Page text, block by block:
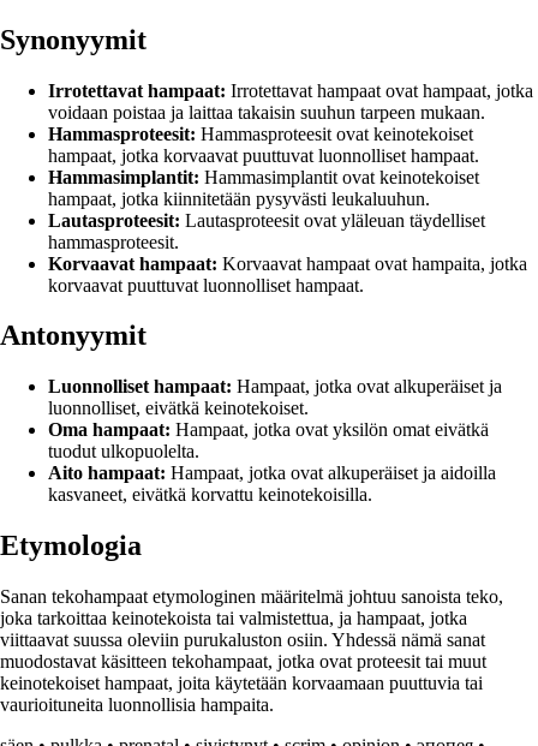
Synonyymit
Irrotettavat hampaat: Irrotettavat hampaat ovat hampaat, jotka
voidaan poistaa ja laittaa takaisin suuhun tarpeen mukaan.
Hammasproteesit: Hammasproteesit ovat keinotekoiset
hampaat, jotka korvaavat puuttuvat luonnolliset hampaat.
Hammasimplantit: Hammasimplantit ovat keinotekoiset
hampaat, jotka kiinnitetään pysyvästi leukaluuhun.
Lautasproteesit: Lautasproteesit ovat yläleuan täydelliset
hammasproteesit.
Korvaavat hampaat: Korvaavat hampaat ovat hampaita, jotka
korvaavat puuttuvat luonnolliset hampaat.
Antonyymit
Luonnolliset hampaat: Hampaat, jotka ovat alkuperäiset ja
luonnolliset, eivätkä keinotekoiset.
Oma hampaat: Hampaat, jotka ovat yksilön omat eivätkä
tuodut ulkopuolelta.
Aito hampaat: Hampaat, jotka ovat alkuperäiset ja aidoilla
kasvaneet, eivätkä korvattu keinotekoisilla.
Etymologia
Sanan tekohampaat etymologinen määritelmä johtuu sanoista teko,
joka tarkoittaa keinotekoista tai valmistettua, ja hampaat, jotka
viittaavat suussa oleviin purukaluston osiin. Yhdessä nämä sanat
muodostavat käsitteen tekohampaat, jotka ovat proteesit tai muut
keinotekoiset hampaat, joita käytetään korvaamaan puuttuvia tai
vaurioituneita luonnollisia hampaita.